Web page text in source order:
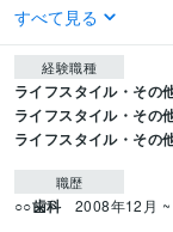
すべて見る
経験職種
ライフスタイル・その
ライフスタイル・その
ライフスタイル・その
職歴
○○歯科 2008年12月